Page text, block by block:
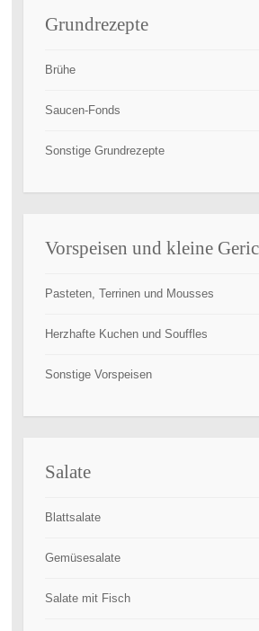
Grundrezepte
Brühe
Saucen-Fonds
Sonstige Grundrezepte
Vorspeisen und kleine
Pasteten, Terrinen und Mousses
Herzhafte Kuchen und Souffles
Sonstige Vorspeisen
Salate
Blattsalate
Gemüsesalate
Salate mit Fisch